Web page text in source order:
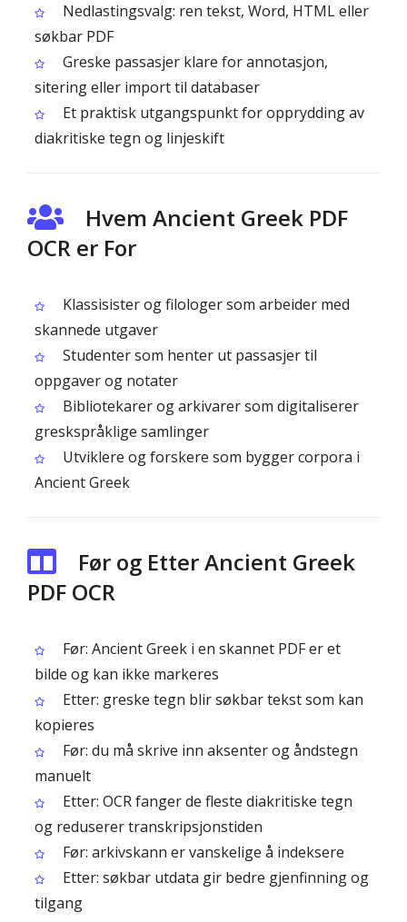
Nedlastingsvalg: ren tekst, Word, HTML eller
søkbar PDF
Greske passasjer klare for annotasjon,
sitering eller import til databaser
Et praktisk utgangspunkt for opprydding av
diakritiske tegn og linjeskift
Hvem Ancient Greek PDF
OCR er For
Klassisister og filologer som arbeider med
skannede utgaver
Studenter som henter ut passasjer til
oppgaver og notater
Bibliotekarer og arkivarer som digitaliserer
greskspråklige samlinger
Utviklere og forskere som bygger corpora i
Ancient Greek
Før og Etter Ancient Greek
PDF OCR
Før: Ancient Greek i en skannet PDF er et
bilde og kan ikke markeres
Etter: greske tegn blir søkbar tekst som kan
kopieres
Før: du må skrive inn aksenter og åndstegn
manuelt
Etter: OCR fanger de fleste diakritiske tegn
og reduserer transkripsjonstiden
Før: arkivskann er vanskelige å indeksere
Etter: søkbar utdata gir bedre gjenfinning og
tilgang